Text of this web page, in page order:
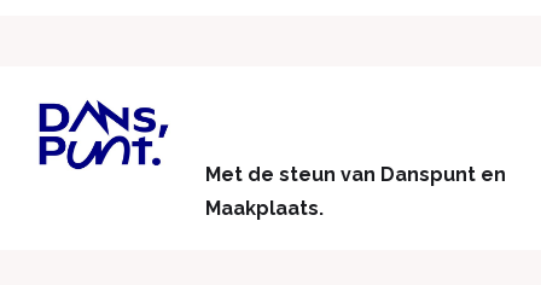
Met de steun van Danspunt en
Maakplaats.